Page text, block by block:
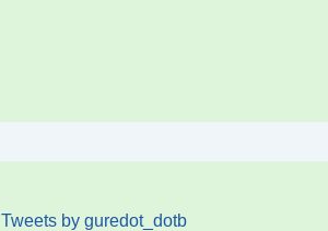
Tweets by guredot_dotb